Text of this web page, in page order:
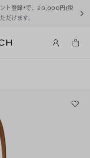
ト登録*で、20,000円(税
だけます。